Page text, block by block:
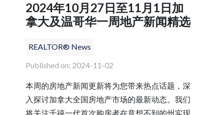
2024年10月27日至11月1日加
拿大及温哥华一周地产新闻精选
REALTOR® News
Published on: 2024-11-02
本周的房地产新闻更新将为您带来热点话题，深
入探讨加拿大全国房地产市场的最新动态。我们
将关注千禧一代首次购房者在意想不到的州实现